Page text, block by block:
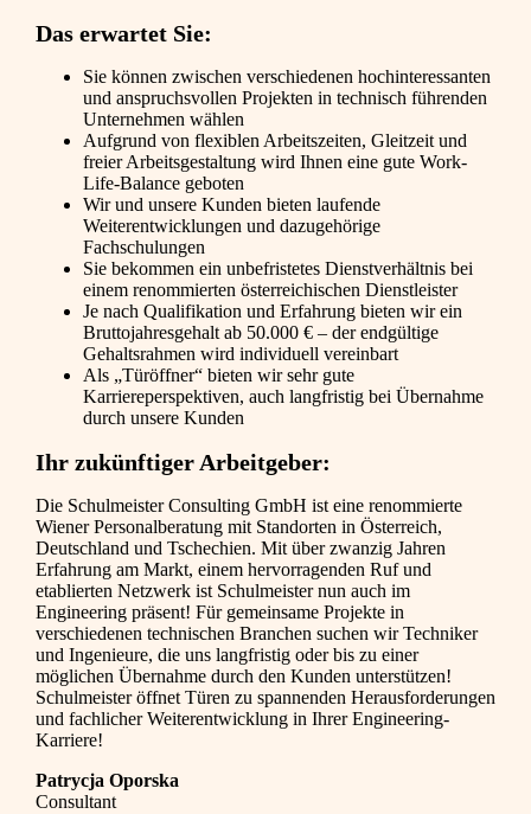
Das erwartet Sie:
Sie können zwischen verschiedenen hochinteressanten
und anspruchsvollen Projekten in technisch führenden
Unternehmen wählen
Aufgrund von flexiblen Arbeitszeiten, Gleitzeit und
freier Arbeitsgestaltung wird Ihnen eine gute Work-
Life-Balance geboten
Wir und unsere Kunden bieten laufende
Weiterentwicklungen und dazugehörige
Fachschulungen
Sie bekommen ein unbefristetes Dienstverhältnis bei
einem renommierten österreichischen Dienstleister
Je nach Qualifikation und Erfahrung bieten wir ein
Bruttojahresgehalt ab 50.000 € – der endgültige
Gehaltsrahmen wird individuell vereinbart
Als „Türöffner“ bieten wir sehr gute
Karriereperspektiven, auch langfristig bei Übernahme
durch unsere Kunden
Ihr zukünftiger Arbeitgeber:
Die Schulmeister Consulting GmbH ist eine renommierte
Wiener Personalberatung mit Standorten in Österreich,
Deutschland und Tschechien. Mit über zwanzig Jahren
Erfahrung am Markt, einem hervorragenden Ruf und
etablierten Netzwerk ist Schulmeister nun auch im
Engineering präsent! Für gemeinsame Projekte in
verschiedenen technischen Branchen suchen wir Techniker
und Ingenieure, die uns langfristig oder bis zu einer
möglichen Übernahme durch den Kunden unterstützen!
Schulmeister öffnet Türen zu spannenden Herausforderungen
und fachlicher Weiterentwicklung in Ihrer Engineering-
Karriere!
Patrycja Oporska
Consultant